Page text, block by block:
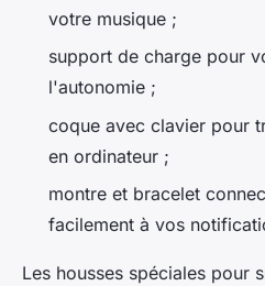
votre musique ;
support de charge pour
l'autonomie ;
coque avec clavier pour
en ordinateur ;
montre et bracelet
facilement à vos
Les housses spéciales pour